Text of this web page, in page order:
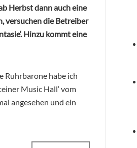
Herbst dann auch eine
versuchen die Betreiber
Hinzu kommt eine
Ruhrbarone habe ich
Music Hall‘ vom
angesehen und ein